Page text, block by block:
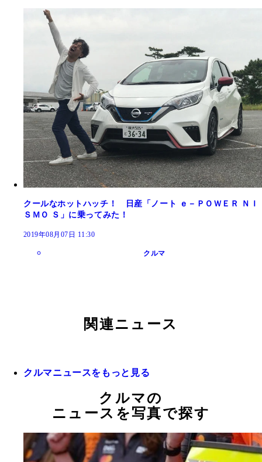
クールなホットハッチ！ 日産「ノート ｅ－ＰＯＷＥＲ ＮＩ
ＳＭＯ Ｓ」に乗ってみた！
2019年08月07日 11:30
クルマ
関連ニュース
クルマニュースをもっと見る
クルマの
ニュースを写真で探す